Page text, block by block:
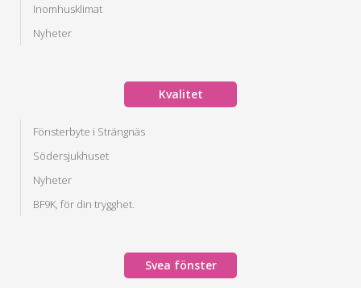
Inomhusklimat
Nyheter
Kvalitet
Fönsterbyte i Strängnäs
Södersjukhuset
Nyheter
BF9K, för din trygghet.
Svea fönster